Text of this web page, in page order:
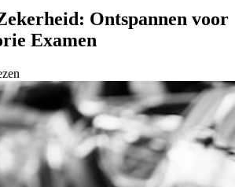
Ontspannen voor
Examen